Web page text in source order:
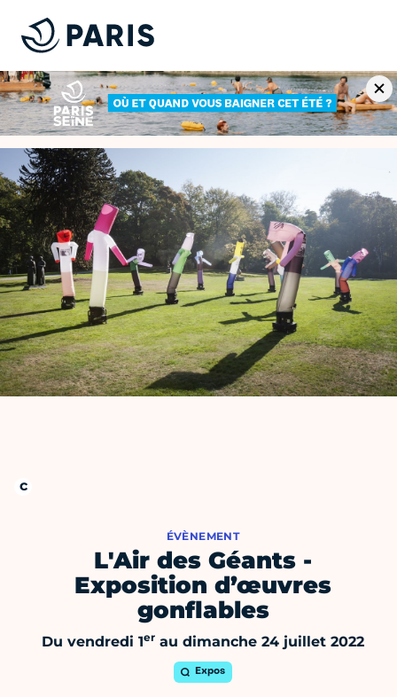
ÉVÈNEMENT
L'Air des Géants -
Exposition d’œuvres
gonflables
Du vendredi 1er au dimanche 24 juillet 2022
Expos